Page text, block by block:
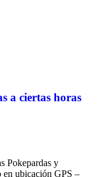
a ciertas horas
Pokepardas y
en ubicación GPS –